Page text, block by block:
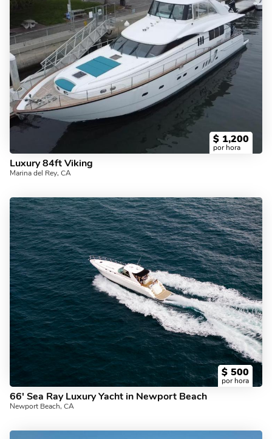
$ 1,200
por hora
Luxury 84ft Viking
Marina del Rey, CA
$ 500
por hora
66' Sea Ray Luxury Yacht in Newport Beach
Newport Beach, CA